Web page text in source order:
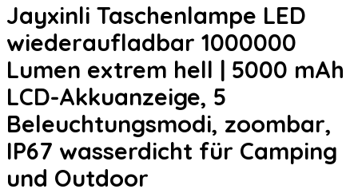
Jayxinli Taschenlampe LED
wiederaufladbar 1000000
Lumen extrem hell | 5000 mAh
LCD-Akkuanzeige, 5
Beleuchtungsmodi, zoombar,
IP67 wasserdicht für Camping
und Outdoor